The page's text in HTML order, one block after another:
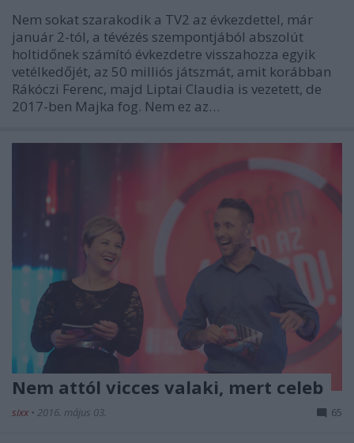
Nem sokat szarakodik a TV2 az évkezdettel, már
január 2-tól, a tévézés szempontjából abszolút
holtidőnek számító évkezdetre visszahozza egyik
vetélkedőjét, az 50 milliós játszmát, amit korábban
Rákóczi Ferenc, majd Liptai Claudia is vezetett, de
2017-ben Majka fog. Nem ez az…
Nem attól vicces valaki, mert celeb
sixx • 2016. május 03. 65